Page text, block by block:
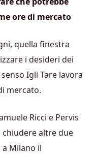
ore di mercato
quella finestra
i desideri dei
Igli Tare lavora
mercato.
Ricci e Pervis
chiudere altre due
Milano il